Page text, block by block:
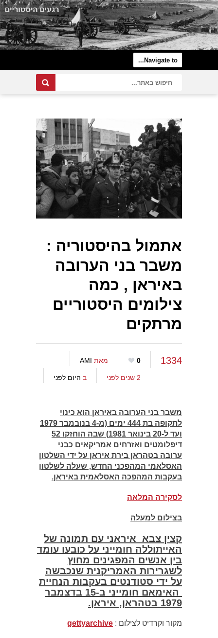
אתמול בהיסטוריה :
משבר בני הערובה
באיראן , כמה
צילומים היסטוריים
מרתקים
1334
0 מאת AMI
2 שנים לפני ב היום לפני
משבר בני הערובה באיראן הוא כינוי
לתקופה בת 444 ימים (מ-4 בנובמבר 1979
ועד ל-20 בינואר 1981) שבה הוחזקו 52
דיפלומטים ואזרחים אמריקאים כבני
ערובה בטהראן בירת איראן על ידי השלטון
האסלאמי המהפכני החדש, שעלה לשלטון
בעקבות המהפכה האסלאמית באיראן.
לסקירה המלאה
בצילום למעלה
קצין צבא איראני עם תמונה של
האייתוללה חומייני על כובעו עומד
בין אנשים המפגינים מחוץ
לשגרירות האמריקנית שנכבשה
על ידי סטודנטים בעקבות הנחיית
האימאם חומייני ב-15 בדצמבר
1979 בטהראן, איראן.
מקור וקרדיט לצילום : gettyarchive